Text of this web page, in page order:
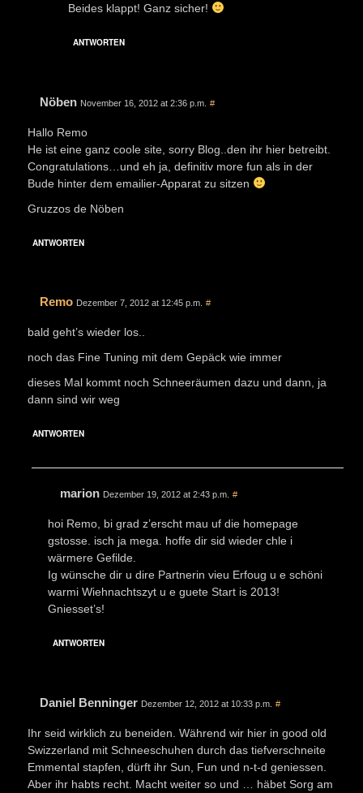
Beides klappt! Ganz sicher!
ANTWORTEN
Nöben November 16, 2012 at 2:36 p.m. #
Hallo Remo
He ist eine ganz coole site, sorry Blog..den ihr hier betreibt.
Congratulations…und eh ja, definitiv more fun als in der
Bude hinter dem emailier-Apparat zu sitzen
Gruzzos de Nöben
ANTWORTEN
Remo Dezember 7, 2012 at 12:45 p.m. #
bald geht’s wieder los..
noch das Fine Tuning mit dem Gepäck wie immer
dieses Mal kommt noch Schneeräumen dazu und dann, ja
dann sind wir weg
ANTWORTEN
marion Dezember 19, 2012 at 2:43 p.m. #
hoi Remo, bi grad z’erscht mau uf die homepage
gstosse. isch ja mega. hoffe dir sid wieder chle i
wärmere Gefilde.
Ig wünsche dir u dire Partnerin vieu Erfoug u e schöni
warmi Wiehnachtszyt u e guete Start is 2013!
Gniesset’s!
ANTWORTEN
Daniel Benninger Dezember 12, 2012 at 10:33 p.m. #
Ihr seid wirklich zu beneiden. Während wir hier in good old
Swizzerland mit Schneeschuhen durch das tiefverschneite
Emmental stapfen, dürft ihr Sun, Fun und n-t-d geniessen.
Aber ihr habts recht. Macht weiter so und … häbet Sorg am